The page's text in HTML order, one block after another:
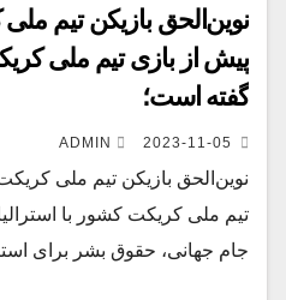
نوین‌الحق بازیکن تیم
پیش از بازی تیم ملی
گفته است؛
2023-11-05
ADMIN
نوین‌الحق بازیکن تیم ملی
تیم ملی کریکت کشور با
جام جهانی، حقوق بشر برای